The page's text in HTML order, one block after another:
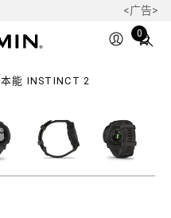
<广告>
0
Total
本能 INSTINCT 2